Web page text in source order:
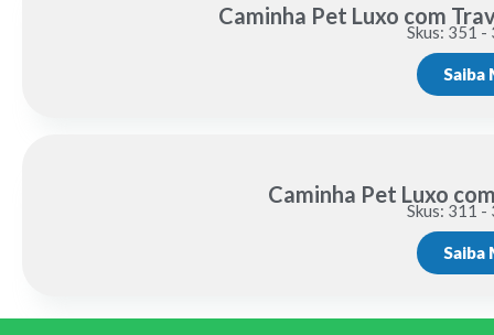
Caminha Pet Luxo com
Skus: 351
Saiba
Caminha Pet Luxo
Skus: 311
Saiba